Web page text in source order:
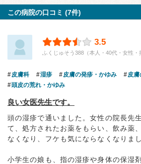
この病院の口コミ (7件)
3.5
ふくじゅそう388（本人・40代・女性・
皮膚科 湿疹 皮膚の発疹・かゆみ
皮
頭皮の荒れ・かゆみ
良い女医先生です。
頭の湿疹で通いました。女性の院長先
て、処方されたお薬をもらい、飲み薬
なくなり、フケも気にならなくなりまし
小学生の娘も、指の湿疹や身体の保湿